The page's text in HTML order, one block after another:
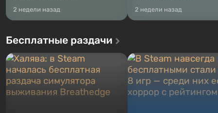
2 недели назад 2 недели назад
Бесплатные раздачи